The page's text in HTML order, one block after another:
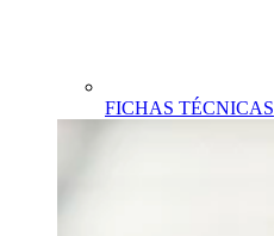
FICHAS TÉCNICAS